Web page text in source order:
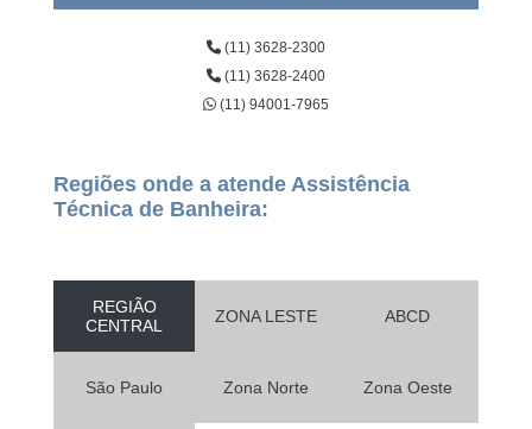
(11) 3628-2300
(11) 3628-2400
(11) 94001-7965
Regiões onde a atende Assistência
Técnica de Banheira:
REGIÃO
CENTRAL
ZONA LESTE ABCD
São Paulo Zona Norte Zona Oeste